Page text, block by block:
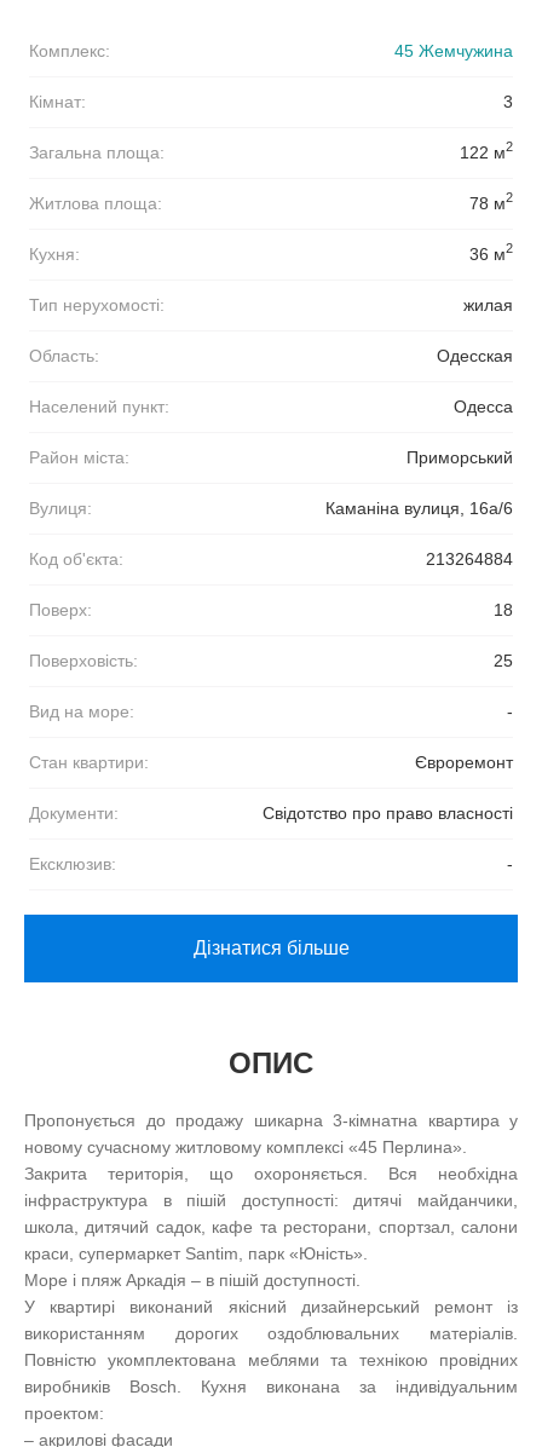
Комплекс: 45 Жемчужина
Кімнат: 3
Загальна площа: 122 м2
Житлова площа: 78 м2
Кухня: 36 м2
Тип нерухомості: жилая
Область: Одесская
Населений пункт: Одесса
Район міста: Приморський
Вулиця: Каманіна вулиця, 16а/6
Код об'єкта: 213264884
Поверх: 18
Поверховість: 25
Вид на море: -
Стан квартири: Євроремонт
Документи: Свідотство про право власності
Ексклюзив: -
Дізнатися більше
ОПИС
Пропонується до продажу шикарна 3-кімнатна квартира у
новому сучасному житловому комплексі «45 Перлина».
Закрита територія, що охороняється. Вся необхідна
інфраструктура в пішій доступності: дитячі майданчики,
школа, дитячий садок, кафе та ресторани, спортзал, салони
краси, супермаркет Santim, парк «Юність».
Море і пляж Аркадія – в пішій доступності.
У квартирі виконаний якісний дизайнерський ремонт із
використанням дорогих оздоблювальних матеріалів.
Повністю укомплектована меблями та технікою провідних
виробників Bosch. Кухня виконана за індивідуальним
проектом:
– акрилові фасади